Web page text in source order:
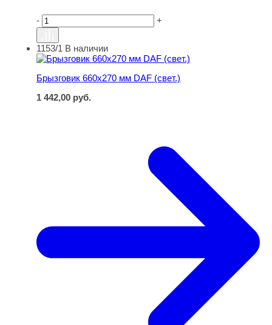
- +
Брызговик 660х270 мм DAF (свет.)
1153/1 В наличии
Брызговик 660х270 мм DAF (свет.)
1 442,00 руб.